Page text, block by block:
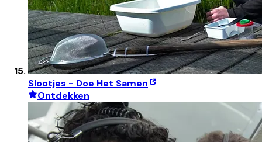
Slootjes - Doe Het Samen
Ontdekken